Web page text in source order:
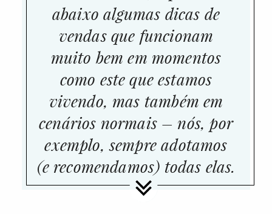
abaixo algumas dicas de
vendas que funcionam
muito bem em momentos
como este que estamos
vivendo, mas também em
cenários normais – nós, por
exemplo, sempre adotamos
(e recomendamos) todas elas.